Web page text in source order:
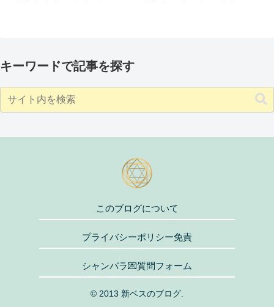
キーワードで記事を探す
このブログについて
プライバシーポリシー免責
シャンバラ💌質問フォーム
© 2013 新ベスのブログ.